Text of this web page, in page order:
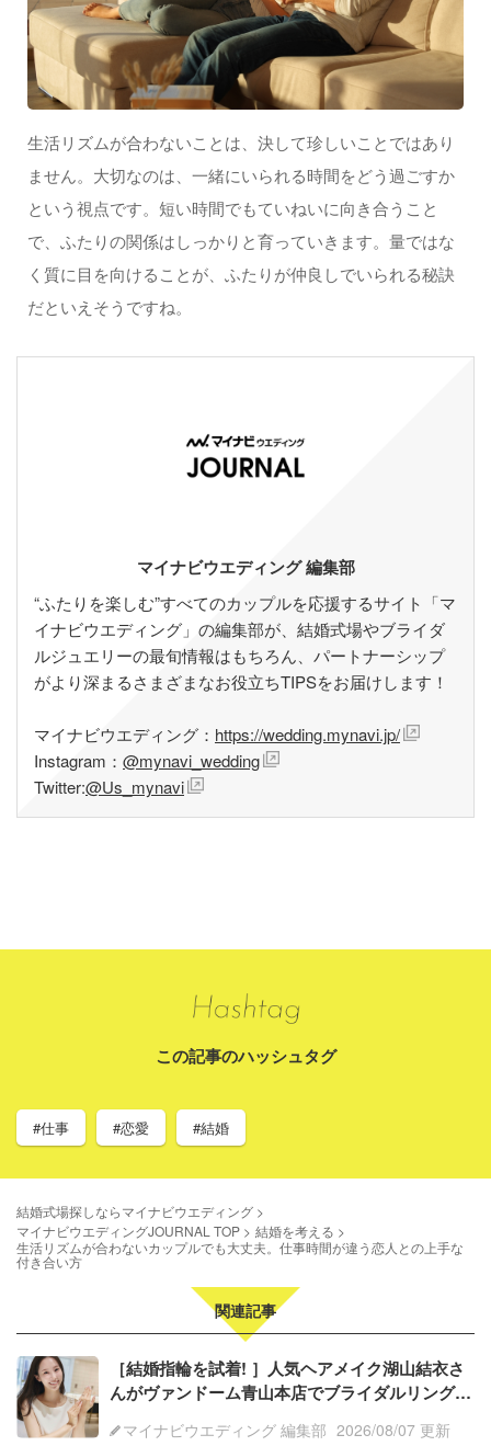
生活リズムが合わないことは、決して珍しいことではあり
ません。大切なのは、一緒にいられる時間をどう過ごすか
という視点です。短い時間でもていねいに向き合うこと
で、ふたりの関係はしっかりと育っていきます。量ではな
く質に目を向けることが、ふたりが仲良しでいられる秘訣
だといえそうですね。
マイナビウエディング 編集部
“ふたりを楽しむ”すべてのカップルを応援するサイト「マ
イナビウエディング」の編集部が、結婚式場やブライダ
ルジュエリーの最旬情報はもちろん、パートナーシップ
がより深まるさまざまなお役立ちTIPSをお届けします！
マイナビウエディング： https://wedding.mynavi.jp/
Instagram： @mynavi_wedding
Twitter:@Us_mynavi
この記事のハッシュタグ
#仕事 #恋愛 #結婚
結婚式場探しならマイナビウエディング
マイナビウエディングJOURNAL TOP
結婚を考える
生活リズムが合わないカップルでも大丈夫。仕事時間が違う恋人との上手な
付き合い方
関連記事
［結婚指輪を試着! ］人気ヘアメイク湖山結衣さ
んがヴァンドーム青山本店でブライダルリング体
マイナビウエディング 編集部 2026/08/07 更新